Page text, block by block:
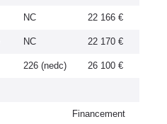
NC 22 166 €
NC 22 170 €
226 (nedc) 26 100 €
Financement